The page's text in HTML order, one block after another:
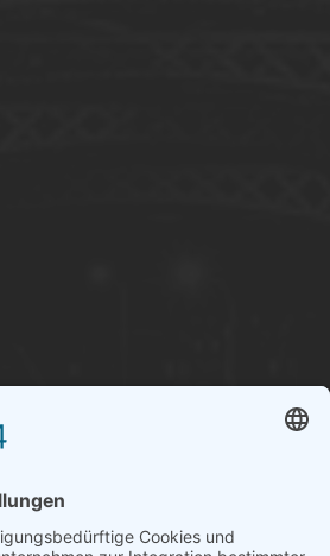
– Wirtschaft – Kultur – Umwelt –